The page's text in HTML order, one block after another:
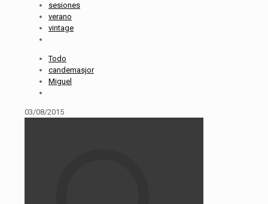
sesiones
verano
vintage
Todo
candemasjor
Miguel
03/08/2015